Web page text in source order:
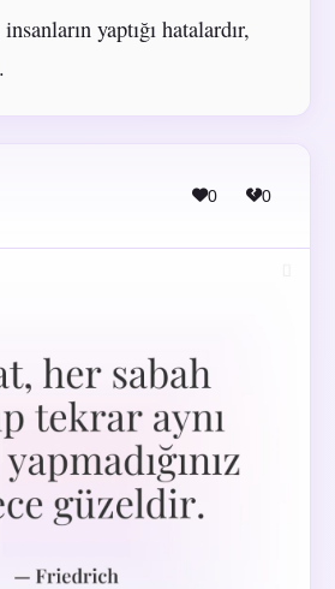
yaptığı hatalardır,
0 0